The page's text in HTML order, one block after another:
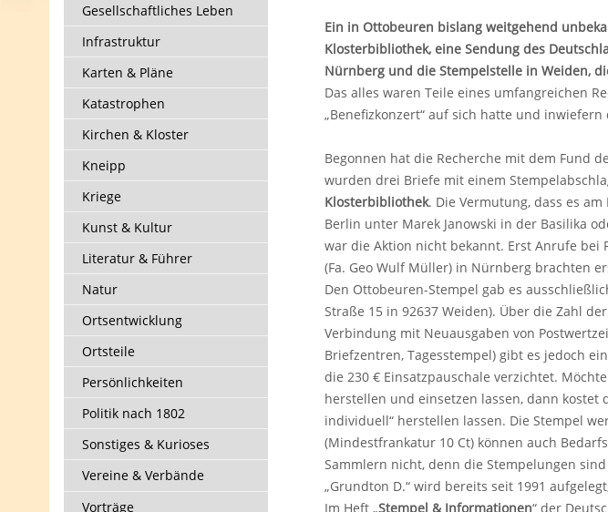
Gesellschaftliches Leben
Infrastruktur
Karten & Pläne
Katastrophen
Kirchen & Kloster
Kneipp
Kriege
Kunst & Kultur
Literatur & Führer
Natur
Ortsentwicklung
Ortsteile
Persönlichkeiten
Politik nach 1802
Sonstiges & Kurioses
Vereine & Verbände
Vorträge
Ein in Ottobeuren bislang weitgehend
Klosterbibliothek, eine Sendung des
Nürnberg und die Stempelstelle in Weiden,
Das alles waren Teile eines umfangreichen
„Benefizkonzert“ auf sich hatte und
Begonnen hat die Recherche mit dem Fund
wurden drei Briefe mit einem
Klosterbibliothek. Die Vermutung, dass es
Berlin unter Marek Janowski in der Basilika
war die Aktion nicht bekannt. Erst Anrufe bei
(Fa. Geo Wulf Müller) in Nürnberg brachten
Den Ottobeuren-Stempel gab es
Straße 15 in 92637 Weiden). Über die Zahl
Verbindung mit Neuausgaben von
Briefzentren, Tagesstempel) gibt es jedoch
die 230 € Einsatzpauschale verzichtet.
herstellen und einsetzen lassen, dann kostet
individuell“ herstellen lassen. Die Stempel
(Mindestfrankatur 10 Ct) können auch
Sammlern nicht, denn die Stempelungen
„Grundton D.“ wird bereits seit 1991
Im Heft „Stempel & Informationen“ der